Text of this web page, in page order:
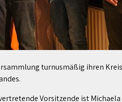
turnusmäßig ihren
Vorsitzende ist